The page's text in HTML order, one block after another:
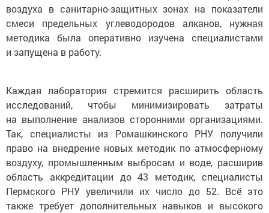
воздуха в санитарно-защитных зонах на показатели
смеси предельных углеводородов алканов, нужная
методика была оперативно изучена специалистами
и запущена в работу.
Каждая лаборатория стремится расширить область
исследований, чтобы минимизировать затраты
на выполнение анализов сторонними организациями.
Так, специалисты из Ромашкинского РНУ получили
право на внедрение новых методик по атмосферному
воздуху, промышленным выбросам и воде, расширив
область аккредитации до 43 методик, специалисты
Пермского РНУ увеличили их число до 52. Всё это
также требует дополнительных навыков и высокого